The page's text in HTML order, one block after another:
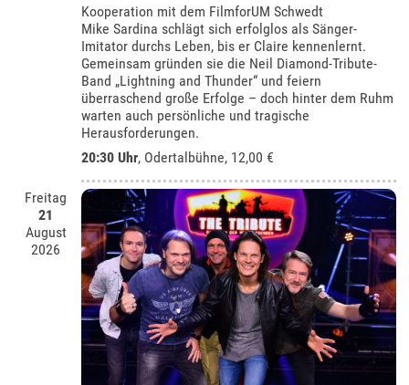
Kooperation mit dem FilmforUM Schwedt
Mike Sardina schlägt sich erfolglos als Sänger-
Imitator durchs Leben, bis er Claire kennenlernt.
Gemeinsam gründen sie die Neil Diamond-Tribute-
Band „Lightning and Thunder“ und feiern
überraschend große Erfolge – doch hinter dem Ruhm
warten auch persönliche und tragische
Herausforderungen.
20:30 Uhr, Odertalbühne, 12,00 €
Freitag
21
August
2026